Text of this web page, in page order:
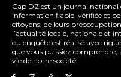
Cap DZ est un journal
information fiable, vérifiée et
citoyens, de leurs
l’actualité locale, nationale et
ou enquête est réalisé avec
que vous puissiez
vie de notre société.